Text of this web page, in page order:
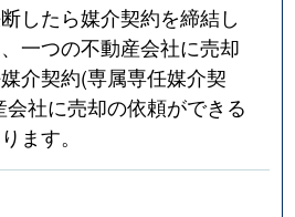
したら媒介契約を締結し
一つの不動産会社に売却
介契約(専属専任媒介契
社に売却の依頼ができる
ます。